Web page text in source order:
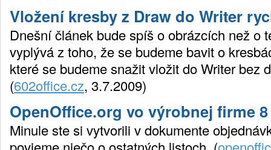
Vložení kresby z Draw do Writer
Dnešní článek bude spíš o obrázcích než o
vyplývá z toho, že se budeme bavit o
které se budeme snažit vložit do Writer bez
(602office.cz, 3.7.2009)
OpenOffice.org vo výrobnej firme
Minule ste si vytvorili v dokumente